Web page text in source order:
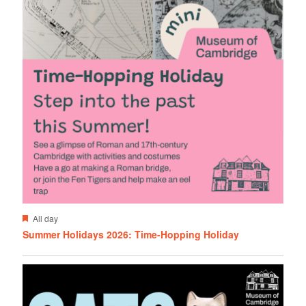
F
a
u
d
All day
Summer Holidays 2026: Time-Hopping Holiday